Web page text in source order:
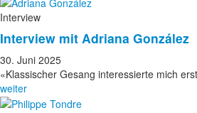
Interview
Interview mit Adriana González
30. Juni 2025
«Klassischer Gesang interessierte mich
weiter